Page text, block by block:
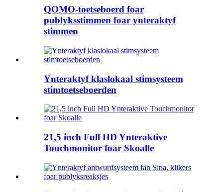
QOMO-toetseboerd foar
publyksstimmen foar ynteraktyf
stimmen
Ynteraktyf klaslokaal stimsysteem
stimtoetseboerden
21,5 inch Full HD Ynteraktive
Touchmonitor foar Skoalle